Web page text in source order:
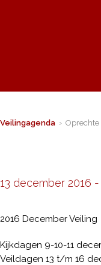
Veilingagenda › Oprechte
13 december 2016 -
2016 December Veiling
Kijkdagen 9-10-11
Veildagen 13 t/m 16